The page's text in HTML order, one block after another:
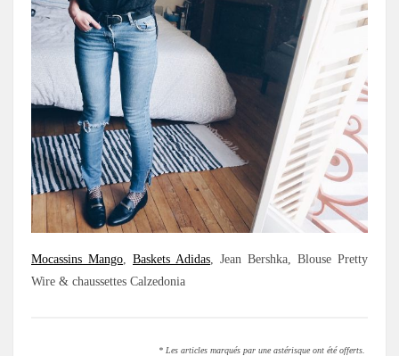
Mocassins Mango Baskets Adidas , Jean Bershka, Blouse Pretty
Wire & chaussettes Calzedonia
* Les articles marqués par une astérisque ont été offerts.